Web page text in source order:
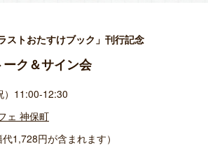
ストおたすけブック」 刊行記念
ク＆サイン会
）11:00-12:30
ェ 神保町
1,728円が含まれます）